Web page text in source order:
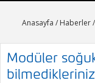
Anasayfa / Haberler/
Modüler